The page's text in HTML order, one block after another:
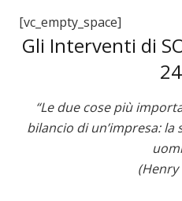
[vc_empty_space]
Gli Interventi di
“Le due cose più
bilancio di un’impresa:
(Henry